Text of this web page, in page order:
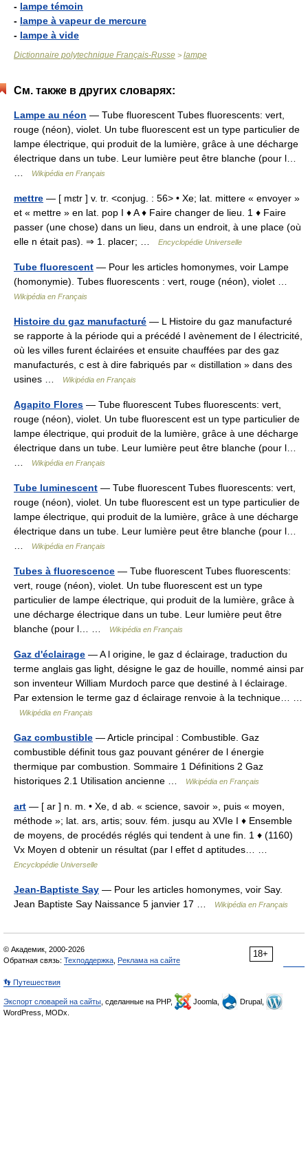
- lampe témoin
- lampe à vapeur de mercure
- lampe à vide
Dictionnaire polytechnique Français-Russe > lampe
См. также в других словарях:
Lampe au néon — Tube fluorescent Tubes fluorescents: vert,
rouge (néon), violet. Un tube fluorescent est un type particulier de
lampe électrique, qui produit de la lumière, grâce à une décharge
électrique dans un tube. Leur lumière peut être blanche (pour l…
Wikipédia en Français
mettre — [ mɛtr ] v. tr. <conjug. : 56> • Xe; lat. mittere « envoyer »
et « mettre » en lat. pop I ♦ A ♦ Faire changer de lieu. 1 ♦ Faire
passer (une chose) dans un lieu, dans un endroit, à une place (où
elle n était pas). ⇒ 1. placer; …
Encyclopédie Universelle
Tube fluorescent — Pour les articles homonymes, voir Lampe
(homonymie). Tubes fluorescents : vert, rouge (néon), violet …
Wikipédia en Français
Histoire du gaz manufacturé — L Histoire du gaz manufacturé
se rapporte à la période qui a précédé l avènement de l électricité,
où les villes furent éclairées et ensuite chauffées par des gaz
manufacturés, c est à dire fabriqués par « distillation » dans des
usines …
Wikipédia en Français
Agapito Flores — Tube fluorescent Tubes fluorescents: vert,
rouge (néon), violet. Un tube fluorescent est un type particulier de
lampe électrique, qui produit de la lumière, grâce à une décharge
électrique dans un tube. Leur lumière peut être blanche (pour l…
Wikipédia en Français
Tube luminescent — Tube fluorescent Tubes fluorescents: vert,
rouge (néon), violet. Un tube fluorescent est un type particulier de
lampe électrique, qui produit de la lumière, grâce à une décharge
électrique dans un tube. Leur lumière peut être blanche (pour l…
Wikipédia en Français
Tubes à fluorescence — Tube fluorescent Tubes fluorescents:
vert, rouge (néon), violet. Un tube fluorescent est un type
particulier de lampe électrique, qui produit de la lumière, grâce à
une décharge électrique dans un tube. Leur lumière peut être
blanche (pour l… …
Wikipédia en Français
Gaz d'éclairage — A l origine, le gaz d éclairage, traduction du
terme anglais gas light, désigne le gaz de houille, nommé ainsi par
son inventeur William Murdoch parce que destiné à l éclairage.
Par extension le terme gaz d éclairage renvoie à la technique… …
Wikipédia en Français
Gaz combustible — Article principal : Combustible. Gaz
combustible définit tous gaz pouvant générer de l énergie
thermique par combustion. Sommaire 1 Définitions 2 Gaz
historiques 2.1 Utilisation ancienne …
Wikipédia en Français
art — [ ar ] n. m. • Xe, d ab. « science, savoir », puis « moyen,
méthode »; lat. ars, artis; souv. fém. jusqu au XVIe I ♦ Ensemble
de moyens, de procédés réglés qui tendent à une fin. 1 ♦ (1160)
Vx Moyen d obtenir un résultat (par l effet d aptitudes… …
Encyclopédie Universelle
Jean-Baptiste Say — Pour les articles homonymes, voir Say.
Jean Baptiste Say Naissance 5 janvier 17 …
Wikipédia en Français
18+
© Академик, 2000-2026
Обратная связь: Техподдержка Реклама на сайте
👣 Путешествия
Экспорт словарей на сайты , сделанные на PHP, Joomla,
Drupal,
WordPress, MODx.